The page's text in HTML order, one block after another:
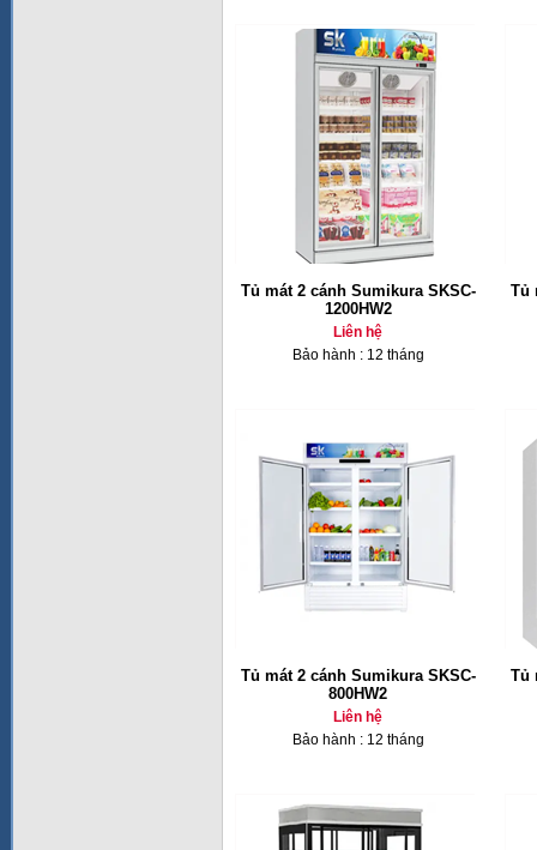
Tủ mát 2 cánh Sumikura SKSC-
1200HW2
Liên hệ
Bảo hành : 12 tháng
Tủ
Tủ mát 2 cánh Sumikura SKSC-
800HW2
Liên hệ
Bảo hành : 12 tháng
Tủ